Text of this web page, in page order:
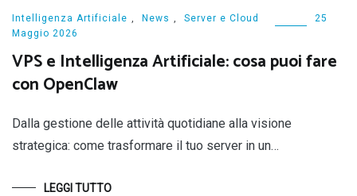
Intelligenza Artificiale , News , Server e Cloud
25
Maggio 2026
VPS e Intelligenza Artificiale: cosa puoi fare
con OpenClaw
Dalla gestione delle attività quotidiane alla visione
strategica: come trasformare il tuo server in un…
LEGGI TUTTO